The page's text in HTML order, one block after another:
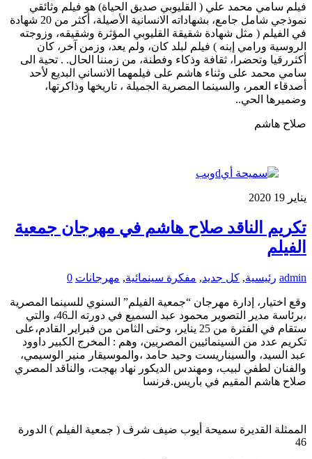
فيلم سامي محمد علي ( القليوبي صديق الحياة) هو فيلم وثائقي
نموذجي شامل جامع، بشهاداته الانسانية الأصيلة، أكثر من 20 شهادة
في الفيلم ( مثل شهادة شقيقة القليوبي المؤثرة وشقيقه، وزوجته
الروسية ورامي إبنه ) فيلم لبلد كان، ولم يعد، وزمن آخر، كان
أكثررقيا وتحضرا، ثقافة وذكاء وفطنة، من زمننا الحال. . تحية الى
سامي محمد على وثناء هاشم على فيلمهما الانساني البديع لأحد
أصدقاء العمر، والسينما المصرية الجميلة ، تاريخها وذاكرتها،
وضميرها الحي..
صلاح هاشم
يناير 19
2020
تكريم الناقد صلاح هاشم في مهرجان جمعية
الفيلم
admin رئيسية, كل جديد, مفكرة سينمائية, مهرجانات 0
وقع اختيار، إدارة مهرجان “جمعية الفيلم” السنوي للسينما المصرية
،برئاسة مدير التصوير محمود عبد السميع في دورته الـ46، والتي
ستقام في الفترة من 25 يناير، وحتى الثامن من فبراير القادم،على
تكريم عدد من السينمائيين المصريين، وهم : المخرج الكبير داوود
عبد السيد، والسيناريست وحيد حامد ،والموسيقار منير الوسيمي،
والفنان لطفي لبيب، ومهندس الديكور نهاد بهجت، والناقد المصري
صلاح هاشم المقيم في باريس.فرنسا
الممثلة القديرة سميحة أيوب ضيف شرف ( جمعية الفيلم ) الدورة
46